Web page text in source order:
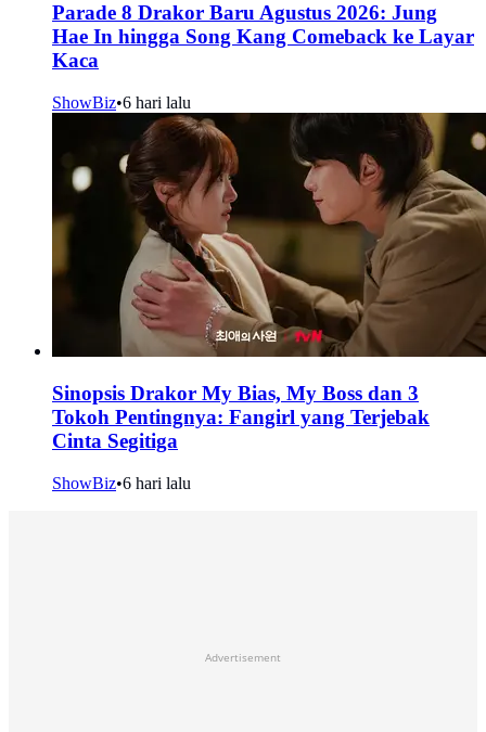
Parade 8 Drakor Baru Agustus 2026: Jung
Hae In hingga Song Kang Comeback ke Layar
Kaca
ShowBiz•6 hari lalu
Sinopsis Drakor My Bias, My Boss dan 3
Tokoh Pentingnya: Fangirl yang Terjebak
Cinta Segitiga
ShowBiz•6 hari lalu
Advertisement